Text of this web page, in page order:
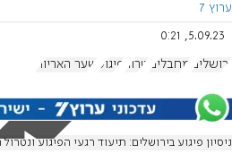
ערוץ 7
5.09.23, 0:21
ירושלים מחבלים טרור פיגוע שער האריות
ניסיון פיגוע בירושלים: תיעוד רגעי הפיגוע